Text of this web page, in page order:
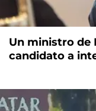
Un ministro de
candidato a